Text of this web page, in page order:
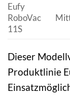
Eufy
RoboVac
11S
Dieser
Produktlinie